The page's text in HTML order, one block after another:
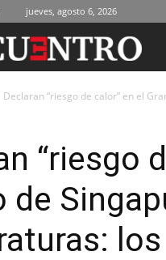
jueves, agosto 6, 2026
Y
Declaran “riesgo de calor” en el
“riesgo
de